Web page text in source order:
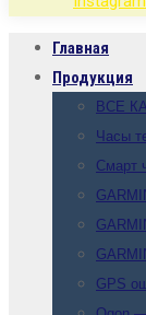
Главная
Продукция
ВСЕ
Часы
Смарт
GPS